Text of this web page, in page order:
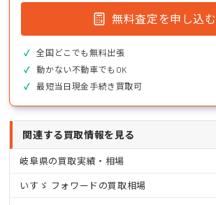
無料査定を申し込む
全国どこでも無料出張
動かない不動車でもOK
最短当日現金手続き買取可
関連する買取情報を見る
岐阜県の買取実績・相場
いすゞ フォワードの買取相場